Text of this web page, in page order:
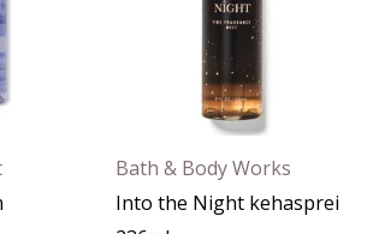
Bath & Body Works
Into the Night kehasprei